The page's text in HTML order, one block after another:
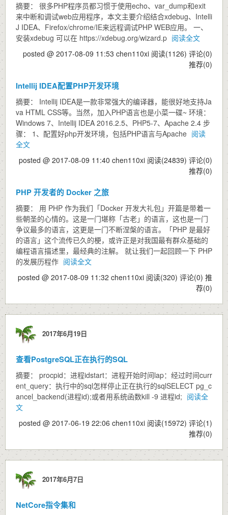
摘要： 很多PHP程序员都习惯于使用echo、var_dump和exit
来中断和调试web应用程序，本文主要介绍结合xdebug、Intelli
J IDEA、Firefox/chrome/IE来远程调试PHP WEB应用。 一、
安装xdebug 可以在 https://xdebug.org/wizard.p 阅读全文
posted @ 2017-08-09 11:53 chen110xi 阅读(1126) 评论(0)
推荐(0)
Intellij IDEA配置PHP开发环境
摘要： Intellij IDEA是一款非常强大的编译器，能很好地支持Ja
va HTML CSS等。当然，加入PHP语言也是小菜一碟~ 环境：
Windows 7、Intellij IDEA 2016.2.5、PHP5-7、Apache 2.4 步
骤： 1、配置好php开发环境，包括PHP语言与Apache 阅读
全文
posted @ 2017-08-09 11:40 chen110xi 阅读(24839) 评论(0)
推荐(0)
PHP 开发者的 Docker 之旅
摘要： 用 PHP 作为我们「Docker 开发大礼包」开篇是带着一
些朝圣的心情的。这是一门堪称「古老」的语言，这也是一门
争议最多的语言，这更是一门不断涅槃的语言。「PHP 是最好
的语言」这个流传已久的梗，或许正是对我国最有群众基础的
编程语言描述里，最经典的注解。 就让我们一起回顾一下 PHP
的发展历程作 阅读全文
posted @ 2017-08-09 11:32 chen110xi 阅读(320) 评论(0) 推
荐(0)
2017年6月19日
查看PostgreSQL正在执行的SQL
摘要： procpid：进程idstart：进程开始时间lap：经过时间curr
ent_query：执行中的sql怎样停止正在执行的sqlSELECT pg_c
ancel_backend(进程id);或者用系统函数kill -9 进程id; 阅读全
文
posted @ 2017-06-19 22:06 chen110xi 阅读(15972) 评论(1)
推荐(0)
2017年6月7日
NetCore指令集和